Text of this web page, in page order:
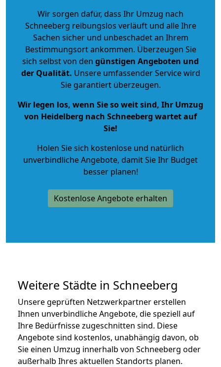
Wir sorgen dafür, dass Ihr Umzug nach
Schneeberg reibungslos verläuft und alle Ihre
Sachen sicher und unbeschadet an Ihrem
Bestimmungsort ankommen. Überzeugen Sie
sich selbst von den günstigen Angeboten und
der Qualität. Unsere umfassender Service wird
Sie garantiert überzeugen.
Wir legen los, wenn Sie so weit sind, Ihr Umzug
von Heidelberg nach Schneeberg wartet auf
Sie!
Holen Sie sich kostenlose und natürlich
unverbindliche Angebote, damit Sie Ihr Budget
besser planen!
Kostenlose Angebote erhalten
Weitere Städte in Schneeberg
Unsere geprüften Netzwerkpartner erstellen
Ihnen unverbindliche Angebote, die speziell auf
Ihre Bedürfnisse zugeschnitten sind. Diese
Angebote sind kostenlos, unabhängig davon, ob
Sie einen Umzug innerhalb von Schneeberg oder
außerhalb Ihres aktuellen Standorts planen.